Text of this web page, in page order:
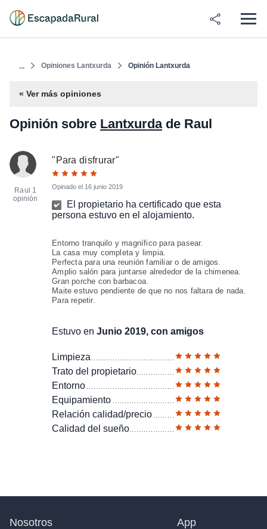
... Opiniones Lantxurda Opinión Lantxurda
« Ver más opiniones
Opinión sobre Lantxurdade Raul
Raul 1
opinión
" Para disfrurar"
Opinado el 16 junio 2019
El propietario ha certificado que esta
persona estuvo en el alojamiento.
Entorno tranquilo y magnífico para pasear.
La casa muy completa y limpia.
Perfecta para una reunión familiar o de amigos.
Amplio salón para juntarse alrededor de la chimenea.
Gran porche con barbacoa.
Maite estuvo pendiente de que no nos faltara de nada.
Para repetir.
Estuvo enJunio 2019, con amigos
Limpieza
Trato del propietario
Entorno
Equipamiento
Relación calidad/precio
Calidad del sueño
Nosotros App